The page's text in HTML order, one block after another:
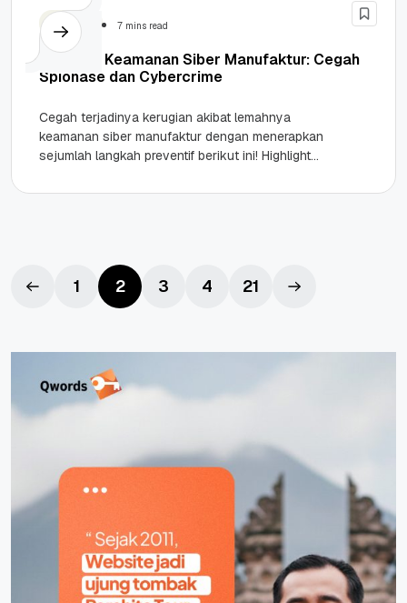
Security 7 mins read
Panduan Keamanan Siber Manufaktur: Cegah
Spionase dan Cybercrime
Cegah terjadinya kerugian akibat lemahnya
keamanan siber manufaktur dengan menerapkan
sejumlah langkah preventif berikut ini! Highlights
Cybercrime: Industri manufaktur menyumbang...
1 2 3 4 21